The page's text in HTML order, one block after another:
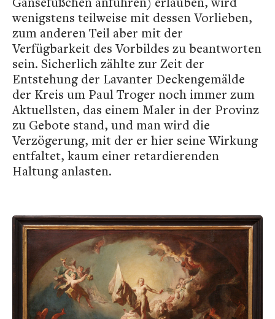
wenigstens teilweise mit dessen Vorlieben,
zum anderen Teil aber mit der
Verfügbarkeit des Vorbildes zu beantworten
sein. Sicherlich zählte zur Zeit der
Entstehung der Lavanter Deckengemälde
der Kreis um Paul Troger noch immer zum
Aktuellsten, das einem Maler in der Provinz
zu Gebote stand, und man wird die
Verzögerung, mit der er hier seine Wirkung
entfaltet, kaum einer retardierenden
Haltung anlasten.